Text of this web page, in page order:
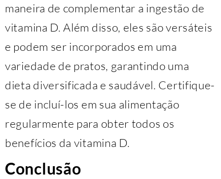
maneira de complementar a ingestão de
vitamina D. Além disso, eles são versáteis
e podem ser incorporados em uma
variedade de pratos, garantindo uma
dieta diversificada e saudável. Certifique-
se de incluí-los em sua alimentação
regularmente para obter todos os
benefícios da vitamina D.
Conclusão